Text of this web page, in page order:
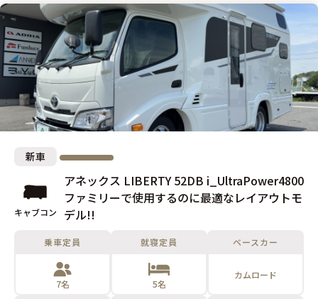
新車
キャブコン
アネックス LIBERTY 52DB i_UltraPower4800
ファミリーで使用するのに最適なレイアウトモ
デル!!
乗車定員
7名
就寝定員
5名
ベースカー
カムロード